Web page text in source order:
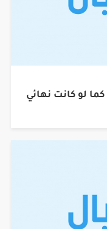
لو كانت نهائي